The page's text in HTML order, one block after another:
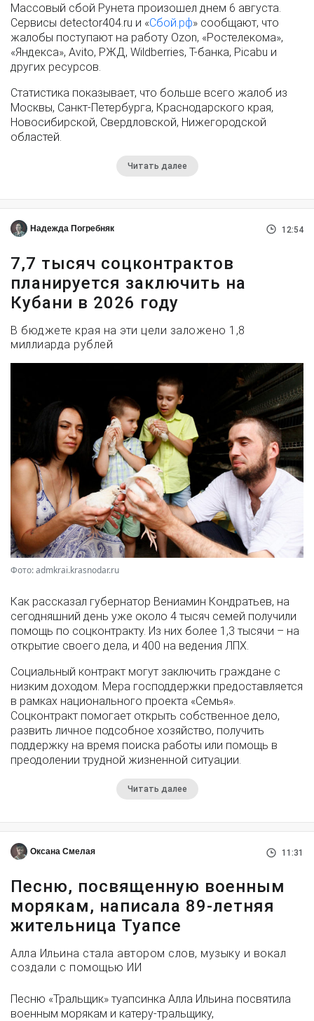
Массовый сбой Рунета произошел днем 6 августа.
Сервисы detector404.ru и «Сбой.рф» сообщают, что
жалобы поступают на работу Ozon, «Ростелекома»,
«Яндекса», Avito, РЖД, Wildberries, Т-банка, Picabu и
других ресурсов.
Статистика показывает, что больше всего жалоб из
Москвы, Санкт-Петербурга, Краснодарского края,
Новосибирской, Свердловской, Нижегородской
областей.
Читать далее
Надежда Погребняк 12:54
7,7 тысяч соцконтрактов
планируется заключить на
Кубани в 2026 году
В бюджете края на эти цели заложено 1,8
миллиарда рублей
Фото: admkrai.krasnodar.ru
Как рассказал губернатор Вениамин Кондратьев, на
сегодняшний день уже около 4 тысяч семей получили
помощь по соцконтракту. Из них более 1,3 тысячи – на
открытие своего дела, и 400 на ведения ЛПХ.
Социальный контракт могут заключить граждане с
низким доходом. Мера господдержки предоставляется
в рамках национального проекта «Семья».
Соцконтракт помогает открыть собственное дело,
развить личное подсобное хозяйство, получить
поддержку на время поиска работы или помощь в
преодолении трудной жизненной ситуации.
Читать далее
Оксана Смелая 11:31
Песню, посвященную военным
морякам, написала 89-летняя
жительница Туапсе
Алла Ильина стала автором слов, музыку и вокал
создали с помощью ИИ
Песню «Тральщик» туапсинка Алла Ильина посвятила
военным морякам и катеру-тральщику,